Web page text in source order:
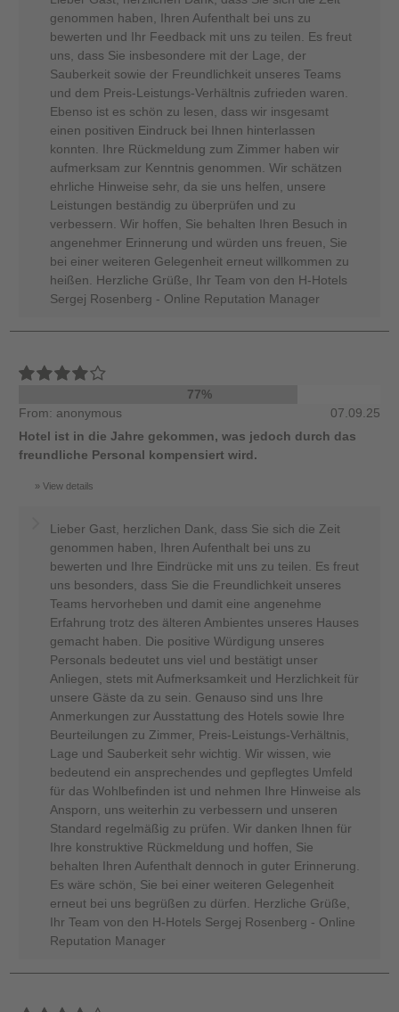
genommen haben, Ihren Aufenthalt bei uns zu
bewerten und Ihr Feedback mit uns zu teilen. Es freut
uns, dass Sie insbesondere mit der Lage, der
Sauberkeit sowie der Freundlichkeit unseres Teams
und dem Preis-Leistungs-Verhältnis zufrieden waren.
Ebenso ist es schön zu lesen, dass wir insgesamt
einen positiven Eindruck bei Ihnen hinterlassen
konnten. Ihre Rückmeldung zum Zimmer haben wir
aufmerksam zur Kenntnis genommen. Wir schätzen
ehrliche Hinweise sehr, da sie uns helfen, unsere
Leistungen beständig zu überprüfen und zu
verbessern. Wir hoffen, Sie behalten Ihren Besuch in
angenehmer Erinnerung und würden uns freuen, Sie
bei einer weiteren Gelegenheit erneut willkommen zu
heißen. Herzliche Grüße, Ihr Team von den H-Hotels
Sergej Rosenberg - Online Reputation Manager
77%
From: anonymous
07.09.25
Hotel ist in die Jahre gekommen, was jedoch durch das
freundliche Personal kompensiert wird.
View details
Lieber Gast, herzlichen Dank, dass Sie sich die Zeit
genommen haben, Ihren Aufenthalt bei uns zu
bewerten und Ihre Eindrücke mit uns zu teilen. Es freut
uns besonders, dass Sie die Freundlichkeit unseres
Teams hervorheben und damit eine angenehme
Erfahrung trotz des älteren Ambientes unseres Hauses
gemacht haben. Die positive Würdigung unseres
Personals bedeutet uns viel und bestätigt unser
Anliegen, stets mit Aufmerksamkeit und Herzlichkeit für
unsere Gäste da zu sein. Genauso sind uns Ihre
Anmerkungen zur Ausstattung des Hotels sowie Ihre
Beurteilungen zu Zimmer, Preis-Leistungs-Verhältnis,
Lage und Sauberkeit sehr wichtig. Wir wissen, wie
bedeutend ein ansprechendes und gepflegtes Umfeld
für das Wohlbefinden ist und nehmen Ihre Hinweise als
Ansporn, uns weiterhin zu verbessern und unseren
Standard regelmäßig zu prüfen. Wir danken Ihnen für
Ihre konstruktive Rückmeldung und hoffen, Sie
behalten Ihren Aufenthalt dennoch in guter Erinnerung.
Es wäre schön, Sie bei einer weiteren Gelegenheit
erneut bei uns begrüßen zu dürfen. Herzliche Grüße,
Ihr Team von den H-Hotels Sergej Rosenberg - Online
Reputation Manager